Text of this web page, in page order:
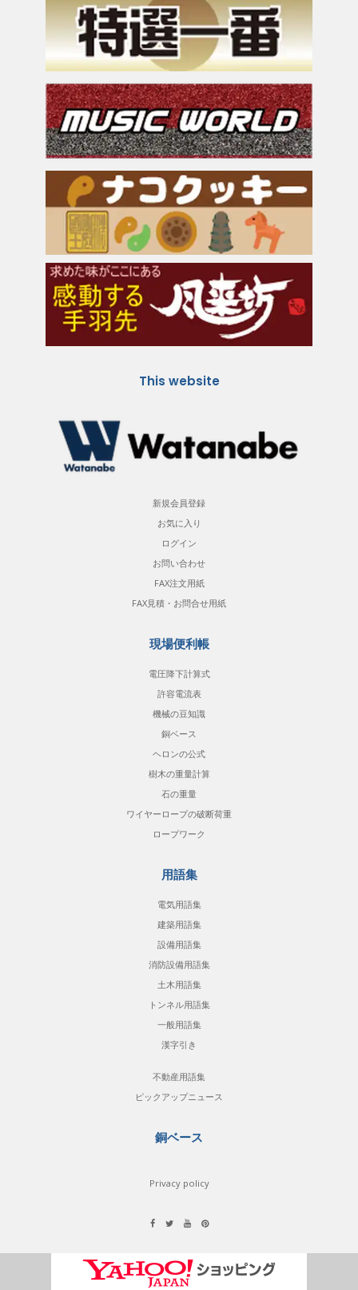
This website
新規会員登録
お気に入り
ログイン
お問い合わせ
FAX注文用紙
FAX見積・お問合せ用紙
現場便利帳
電圧降下計算式
許容電流表
機械の豆知識
銅ベース
ヘロンの公式
樹木の重量計算
石の重量
ワイヤーロープの破断荷重
ロープワーク
用語集
電気用語集
建築用語集
設備用語集
消防設備用語集
土木用語集
トンネル用語集
一般用語集
漢字引き
不動産用語集
ピックアップニュース
銅ベース
Privacy policy